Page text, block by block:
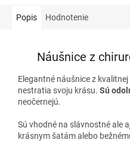
Popis Hodnotenie
Náušnice z
Elegantné náušnice z
nestratia svoju krásu. Sú
neočernejú.
Sú vhodné na slávnostné ale
krásnym šatám alebo